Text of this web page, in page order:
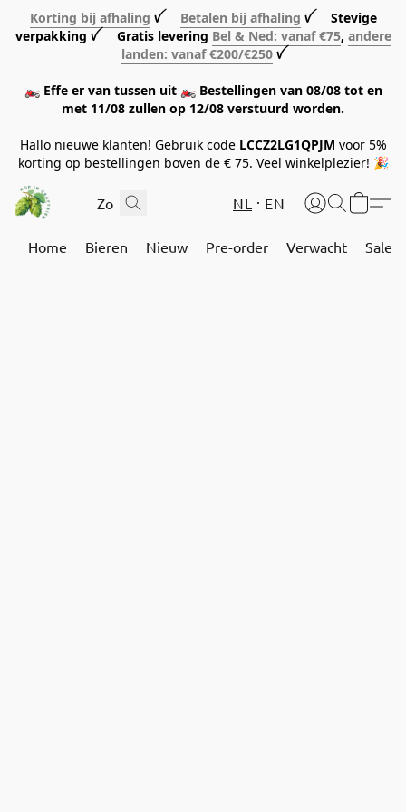
Korting bij afhaling ꪜ Betalen bij afhaling ꪜ Stevige
verpakking ꪜ Gratis levering Bel & Ned: vanaf €75, andere
landen: vanaf €200/€250 ꪜ
🏍️ Effe er van tussen uit 🏍️ Bestellingen van 08/08 tot en
met 11/08 zullen op 12/08 verstuurd worden.
Hallo nieuwe klanten! Gebruik code LCCZ2LG1QPJM voor 5%
korting op bestellingen boven de € 75. Veel winkelplezier! 🎉
NL EN
Home Bieren Nieuw Pre-order Verwacht Sale